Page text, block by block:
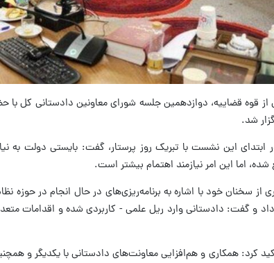
از قوه قضاییه، دوازدهمین جلسه شورای معاونین دادستانی کل
شد.
این نشست با تبریک روز پرستار، گفت: بایستی دولت به
اما این امر نیازمند اهتمام بیشتر است.
سخنان خود با اشاره به برنامه‌ریزی‌های در حال انجام در حوزه
و گفت: دادستانی وارد ریل علمی - کاربردی شده و اقدامات
کرد: همکاری و هم‌افزایی معاونت‌های دادستانی با یکدیگر و همچنین